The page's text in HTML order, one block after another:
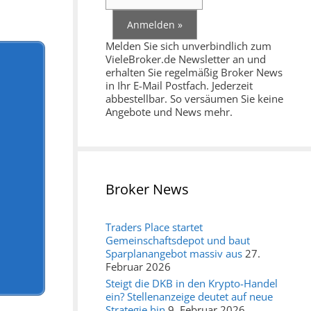
Melden Sie sich unverbindlich zum
VieleBroker.de Newsletter an und
erhalten Sie regelmäßig Broker News
in Ihr E-Mail Postfach. Jederzeit
abbestellbar. So versäumen Sie keine
Angebote und News mehr.
Broker News
Traders Place startet
Gemeinschaftsdepot und baut
Sparplanangebot massiv aus 27.
Februar 2026
Steigt die DKB in den Krypto-Handel
ein? Stellenanzeige deutet auf neue